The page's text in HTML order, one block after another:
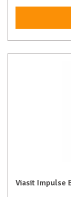
Viasit Impulse